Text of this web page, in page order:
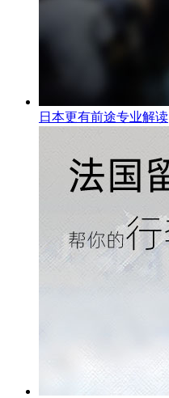
日本更有前途专业解读